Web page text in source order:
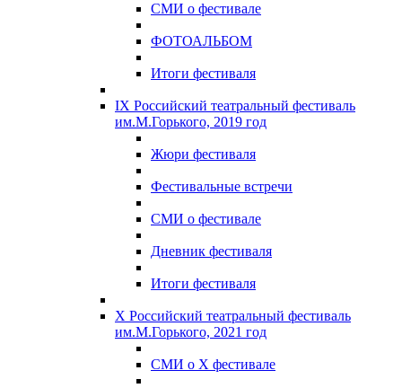
СМИ о фестивале
ФОТОАЛЬБОМ
Итоги фестиваля
IX Российский театральный фестиваль
им.М.Горького, 2019 год
Жюри фестиваля
Фестивальные встречи
СМИ о фестивале
Дневник фестиваля
Итоги фестиваля
X Российский театральный фестиваль
им.М.Горького, 2021 год
СМИ о X фестивале